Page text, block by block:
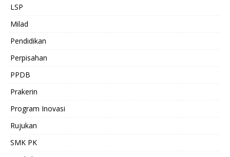
LSP
Milad
Pendidikan
Perpisahan
PPDB
Prakerin
Program Inovasi
Rujukan
SMK PK